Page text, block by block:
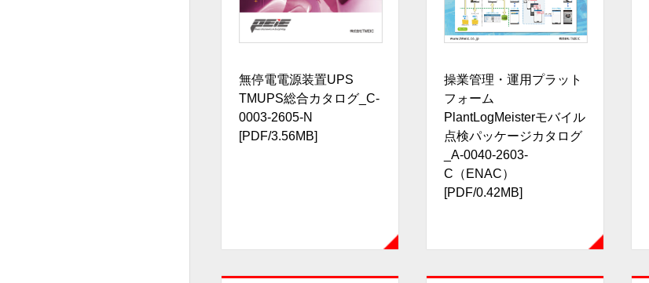
無停電電源装置UPS
TMUPS総合カタログ_C-
0003-2605-N
[PDF/3.56MB]
操業管理・運用プラット
フォーム
PlantLogMeisterモバイル
点検パッケージカタログ
_A-0040-2603-
C（ENAC）
[PDF/0.42MB]